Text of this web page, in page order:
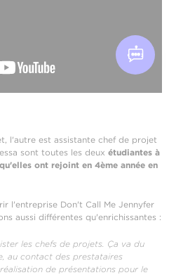
l'autre est assistante chef de projet
sont toutes les deux étudiantes à
ont rejoint en 4ème année en
l'entreprise Don't Call Me Jennyfer
aussi différentes qu'enrichissantes :
les chefs de projets. Ça va du
au contact des prestataires
de présentations pour le